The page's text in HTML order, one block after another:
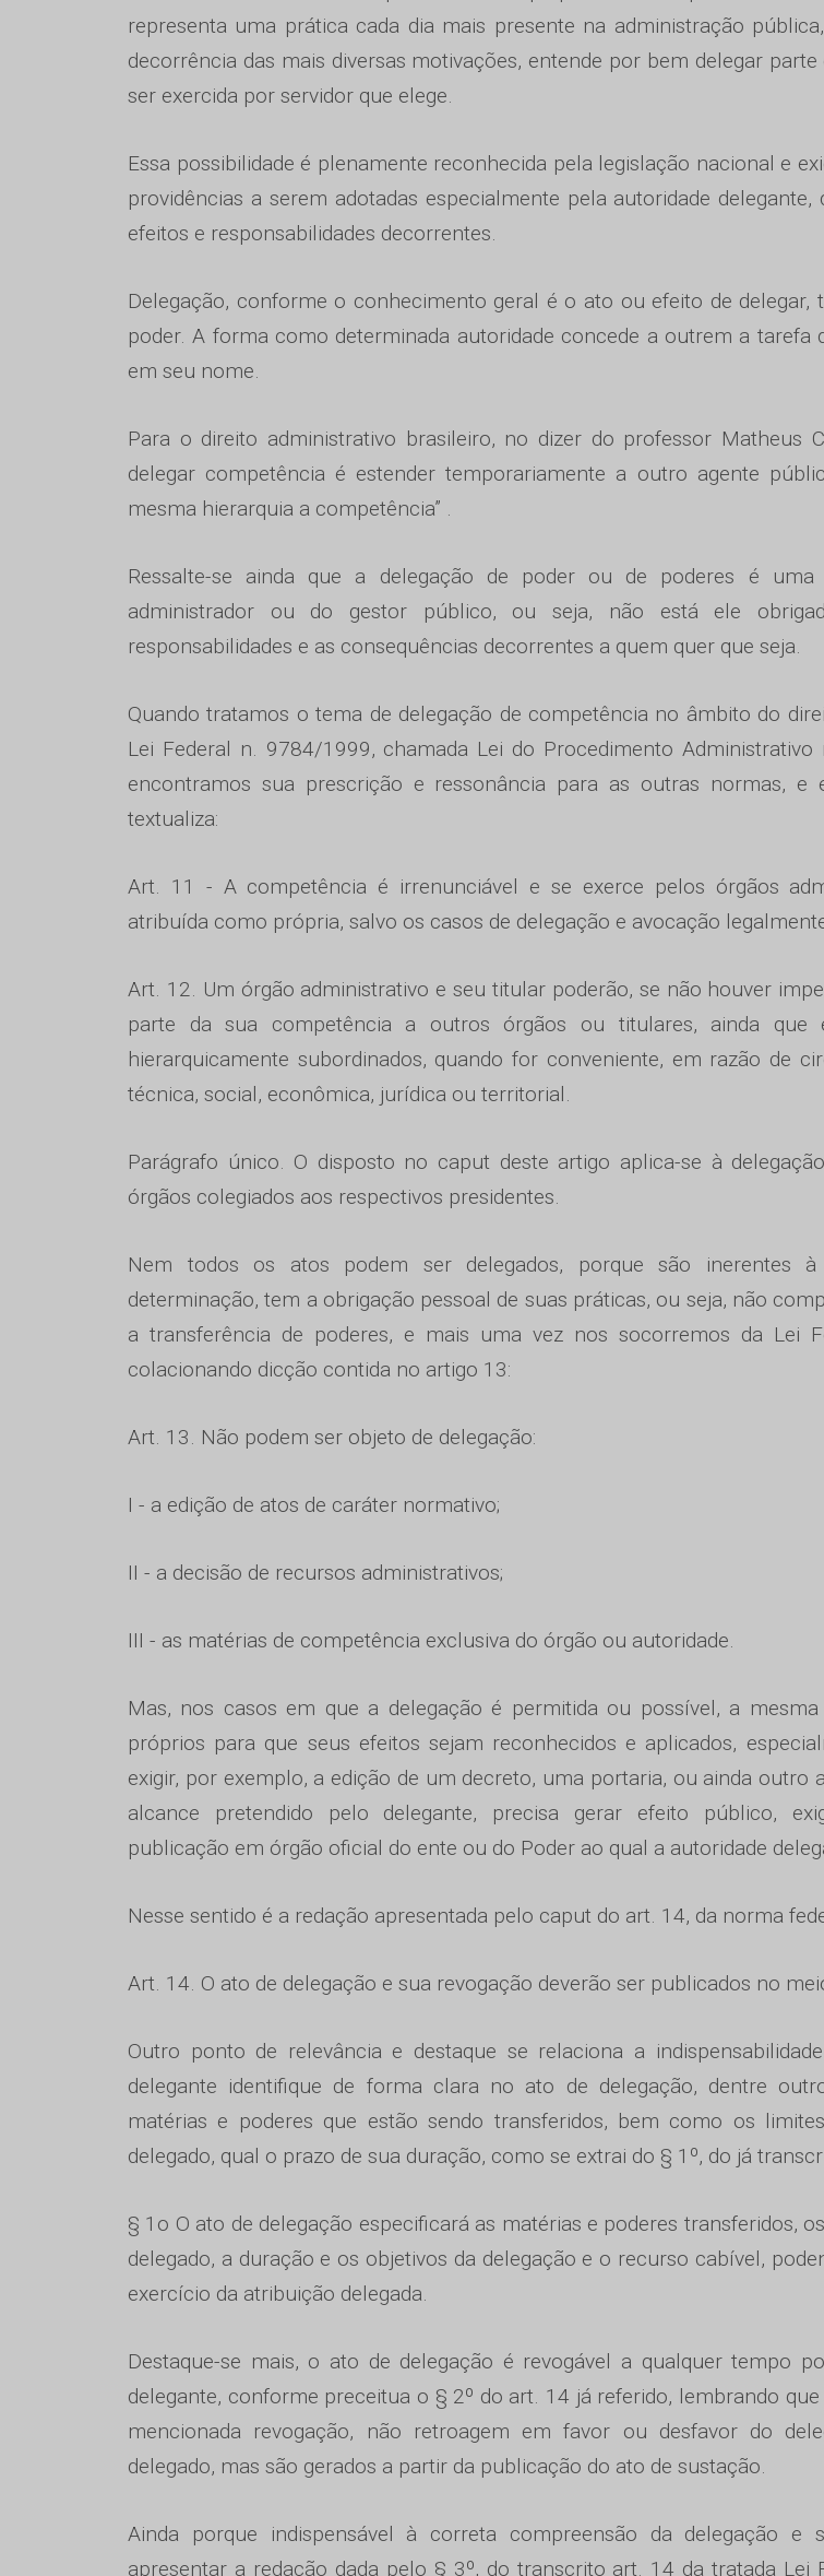
representa uma prática cada dia mais presente na administração
decorrência das mais diversas motivações, entende por bem delegar
ser exercida por servidor que elege.
Essa possibilidade é plenamente reconhecida pela legislação nacional e
providências a serem adotadas especialmente pela autoridade
efeitos e responsabilidades decorrentes.
Delegação, conforme o conhecimento geral é o ato ou efeito de delegar,
poder. A forma como determinada autoridade concede a outrem a tarefa
em seu nome.
Para o direito administrativo brasileiro, no dizer do professor Matheus
delegar competência é estender temporariamente a outro agente
mesma hierarquia a competência” .
Ressalte-se ainda que a delegação de poder ou de poderes é uma
administrador ou do gestor público, ou seja, não está ele
responsabilidades e as consequências decorrentes a quem quer que seja.
Quando tratamos o tema de delegação de competência no âmbito do
Lei Federal n. 9784/1999, chamada Lei do Procedimento Administrativo
encontramos sua prescrição e ressonância para as outras normas,
textualiza:
Art. 11 - A competência é irrenunciável e se exerce pelos órgãos
atribuída como própria, salvo os casos de delegação e avocação
Art. 12. Um órgão administrativo e seu titular poderão, se não houver
parte da sua competência a outros órgãos ou titulares, ainda que
hierarquicamente subordinados, quando for conveniente, em razão de
técnica, social, econômica, jurídica ou territorial.
Parágrafo único. O disposto no caput deste artigo aplica-se à
órgãos colegiados aos respectivos presidentes.
Nem todos os atos podem ser delegados, porque são inerentes
determinação, tem a obrigação pessoal de suas práticas, ou seja, não
a transferência de poderes, e mais uma vez nos socorremos da Lei
colacionando dicção contida no artigo 13:
Art. 13. Não podem ser objeto de delegação:
I - a edição de atos de caráter normativo;
II - a decisão de recursos administrativos;
III - as matérias de competência exclusiva do órgão ou autoridade.
Mas, nos casos em que a delegação é permitida ou possível, a
próprios para que seus efeitos sejam reconhecidos e aplicados,
exigir, por exemplo, a edição de um decreto, uma portaria, ou ainda outro
alcance pretendido pelo delegante, precisa gerar efeito público,
publicação em órgão oficial do ente ou do Poder ao qual a autoridade
Nesse sentido é a redação apresentada pelo caput do art. 14, da norma
Art. 14. O ato de delegação e sua revogação deverão ser publicados no
Outro ponto de relevância e destaque se relaciona a
delegante identifique de forma clara no ato de delegação, dentre
matérias e poderes que estão sendo transferidos, bem como os
delegado, qual o prazo de sua duração, como se extrai do § 1º, do já
§ 1o O ato de delegação especificará as matérias e poderes transferidos,
delegado, a duração e os objetivos da delegação e o recurso cabível,
exercício da atribuição delegada.
Destaque-se mais, o ato de delegação é revogável a qualquer tempo
delegante, conforme preceitua o § 2º do art. 14 já referido, lembrando
mencionada revogação, não retroagem em favor ou desfavor do
delegado, mas são gerados a partir da publicação do ato de sustação.
Ainda porque indispensável à correta compreensão da delegação e
apresentar a redação dada pelo § 3º, do transcrito art. 14 da tratada Lei